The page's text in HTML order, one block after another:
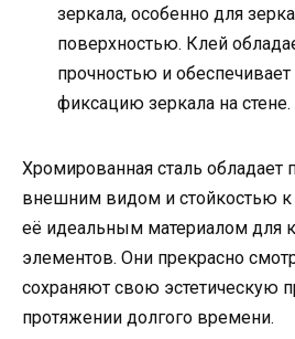
зеркала, особенно для
поверхностью. Клей
прочностью и
фиксацию зеркала на стене.
Хромированная сталь обладает
внешним видом и стойкостью к
её идеальным материалом для
элементов. Они прекрасно
сохраняют свою эстетическую
протяжении долгого времени.